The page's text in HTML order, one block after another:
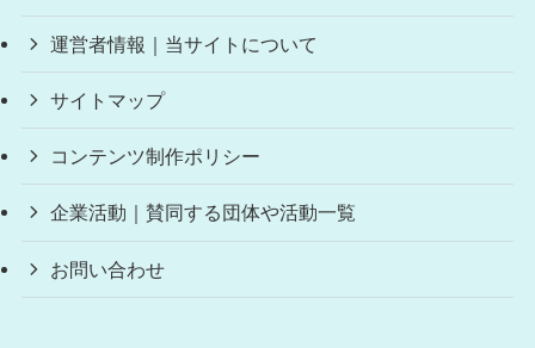
運営者情報｜当サイトについて
サイトマップ
コンテンツ制作ポリシー
企業活動｜賛同する団体や活動一覧
お問い合わせ